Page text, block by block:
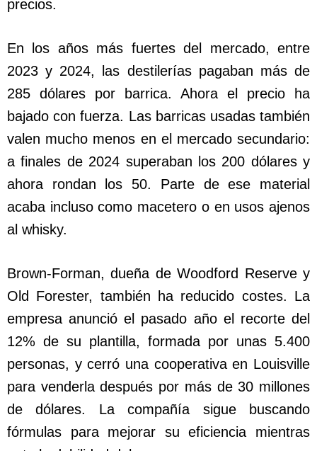
precios.
En los años más fuertes del mercado, entre
2023 y 2024, las destilerías pagaban más de
285 dólares por barrica. Ahora el precio ha
bajado con fuerza. Las barricas usadas también
valen mucho menos en el mercado secundario:
a finales de 2024 superaban los 200 dólares y
ahora rondan los 50. Parte de ese material
acaba incluso como macetero o en usos ajenos
al whisky.
Brown-Forman, dueña de Woodford Reserve y
Old Forester, también ha reducido costes. La
empresa anunció el pasado año el recorte del
12% de su plantilla, formada por unas 5.400
personas, y cerró una cooperativa en Louisville
para venderla después por más de 30 millones
de dólares. La compañía sigue buscando
fórmulas para mejorar su eficiencia mientras